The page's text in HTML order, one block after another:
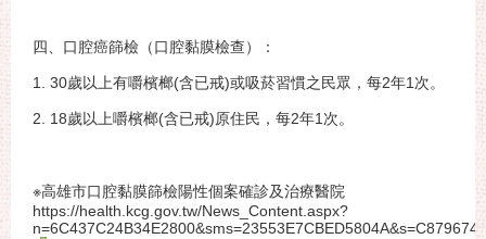
四、口腔癌篩檢（口腔黏膜檢查）：
1. 30歲以上有嚼檳榔(含已戒)或吸菸習慣之民眾，每2年1次。
2. 18歲以上嚼檳榔(含已戒)原住民，每2年1次。
※高雄市口腔黏膜篩檢陽性個案確診及治療醫院
https://health.kcg.gov.tw/News_Content.aspx?